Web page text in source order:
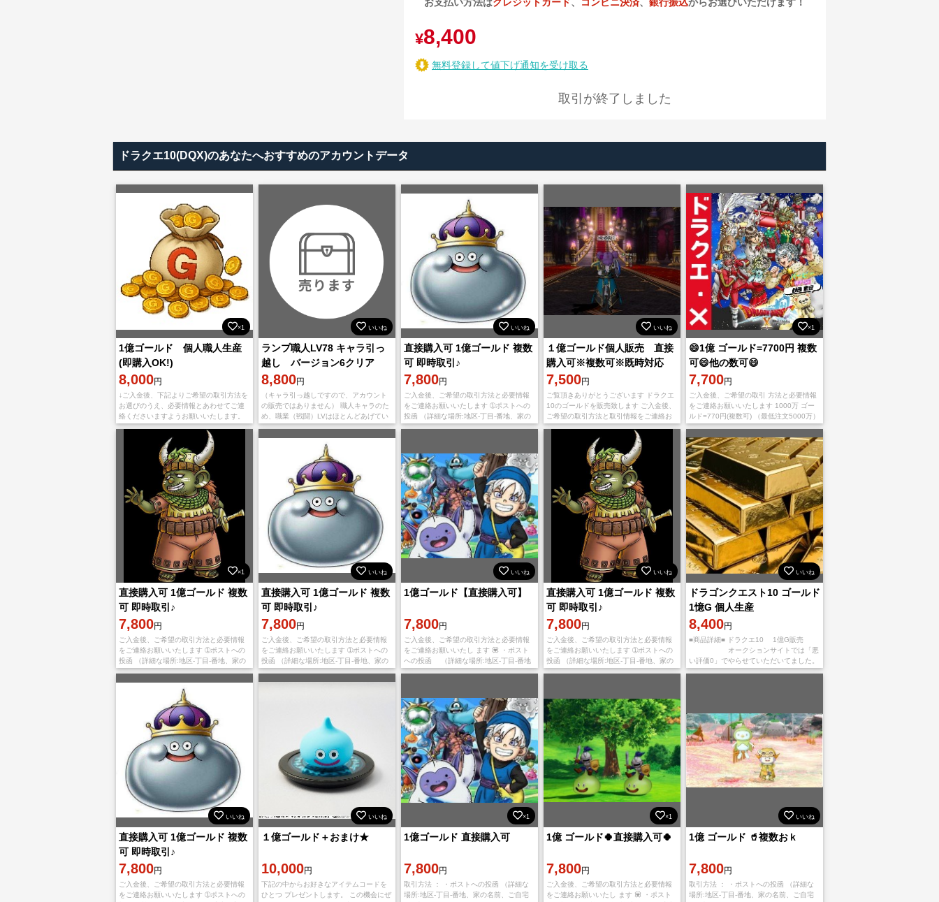
¥8,400
無料登録して値下げ通知を受け取る
取引が終了しました
ドラクエ10(DQX)のあなたへおすすめのアカウントデータ
×1
1億ゴールド 個人職人生産
(即購入OK!)
8,000円
↓ご入金後、下記よりご希望の取引方法を
お選びのうえ、必要情報とあわせてご連
絡くださいますようお願いいたします。
① 郵送 ・フレンド登録の許可設定を
お願いいたします。 ・『キャラクター
いいね
ランプ職人LV78 キャラ引っ
越し バージョン6クリア
8,800円
（キャラ引っ越しですので、アカウント
の販売ではありません） 職人キャラのた
め、職業（戦闘）LVはほとんどあげてい
ません。 預り所、メダル王、素材屋、 転
職クエストクリア済。 ※引越代（
いいね
直接購入可 1億ゴールド 複数
可 即時取引♪
7,800円
ご入金後、ご希望の取引方法と必要情報
をご連絡お願いいたします ➀ポストへの
投函 （詳細な場所:地区-丁目-番地、家の
名前、ご自宅から権限の開放をお願いし
いいね
１億ゴールド個人販売 直接
購入可※複数可※既時対応
7,500円
ご覧頂きありがとうございます ドラクエ
10のゴールドを販売致します ご入金後、
ご希望の取引方法と取引情報をご連絡お
願い致します。 ※お取引方法 ①フレンド
郵送 ②ポスト投函 ③モ
×1
😄1億 ゴールド=7700円 複数
可😄他の数可😄
7,700円
ご入金後、ご希望の取引 方法と必要情報
をご連絡お願いいたします 1000万 ゴー
ルド=770円(複数可) （最低注文5000万）
➀ポストへの投函 （詳細な場所:地区-丁
目-番地、家の名前、
×1
直接購入可 1億ゴールド 複数
可 即時取引♪
7,800円
ご入金後、ご希望の取引方法と必要情報
をご連絡お願いいたします ➀ポストへの
投函 （詳細な場所:地区-丁目-番地、家の
名前、ご自宅から権限の開放をお願いし
ます。） ➁フレンド郵送 (フレンド郵送の
いいね
直接購入可 1億ゴールド 複数
可 即時取引♪
7,800円
ご入金後、ご希望の取引方法と必要情報
をご連絡お願いいたします ➀ポストへの
投函 （詳細な場所:地区-丁目-番地、家の
名前、ご自宅から権限の開放をお願いし
ます。） ➁フレンド郵送 (フレンド郵送の
いいね
1億ゴールド【直接購入可】
7,800円
ご入金後、ご希望の取引方法と必要情報
をご連絡お願いいたし ます 💟 ・ポスト
への投函 （詳細な場所:地区-丁目-番地
、家の名前、ご自宅から権限の開放をお
いいね
直接購入可 1億ゴールド 複数
可 即時取引♪
7,800円
ご入金後、ご希望の取引方法と必要情報
をご連絡お願いいたします ➀ポストへの
投函 （詳細な場所:地区-丁目-番地、家の
名前、ご自宅から権限の開放をお願いし
いいね
ドラゴンクエスト10 ゴールド
1憶G 個人生産
8,400円
■商品詳細■ ドラクエ10 1億G販売
オークションサイトでは「悪
い評価0」でやらせていただいてました。
当オークションは不慣れな為ご迷惑をお
いいね
直接購入可 1億ゴールド 複数
可 即時取引♪
7,800円
ご入金後、ご希望の取引方法と必要情報
をご連絡お願いいたします ➀ポストへの
いいね
１億ゴールド＋おまけ★
10,000円
下記の中からお好きなアイテムコードを
ひとつ プレゼントします。 この機会にぜ
×1
1億ゴールド 直接購入可
7,800円
取引方法 ： ・ポストへの投函 （詳細な
場所:地区-丁目-番地、家の名前、ご自宅
×1
1億 ゴールド🍀直接購入可🍀
7,800円
ご入金後、ご希望の取引方法と必要情報
をご連絡お願いいたし ます 💟 ・ポスト
いいね
1億 ゴールド 🥤複数おｋ
7,800円
取引方法 ： ・ポストへの投函 （詳細な
場所:地区-丁目-番地、家の名前、ご自宅